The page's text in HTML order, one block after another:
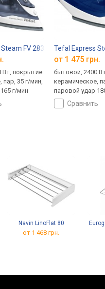
FV 2837
Вт, покрытие:
пар, 35 г/мин,
г/мин
Tefal Express
от 1 475 грн.
бытовой, 2400
керамическое,
паровой удар
сравнить
Navin LinoFlat 80
от 1 468 грн.